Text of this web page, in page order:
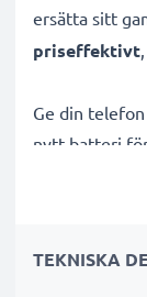
ersätta sitt
priseffektivt
Ge din
nytt batteri
tutorial från
TEKNISKA